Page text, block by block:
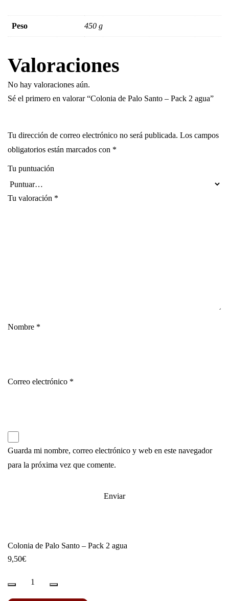
Peso 450 g
Valoraciones
No hay valoraciones aún.
Sé el primero en valorar “Colonia de Palo Santo – Pack 2 agua”
Tu dirección de correo electrónico no será publicada. Los campos
obligatorios están marcados con *
Tu puntuación
Tu valoración *
Nombre *
Correo electrónico *
Guarda mi nombre, correo electrónico y web en este navegador
para la próxima vez que comente.
Colonia de Palo Santo – Pack 2 agua
9,50€